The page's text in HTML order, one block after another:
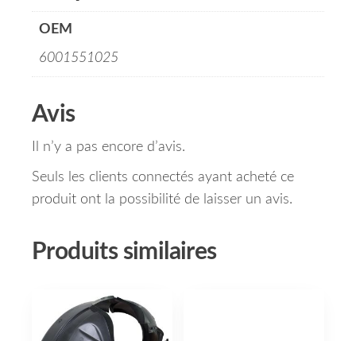
OEM
6001551025
Avis
Il n’y a pas encore d’avis.
Seuls les clients connectés ayant acheté ce
produit ont la possibilité de laisser un avis.
Produits similaires